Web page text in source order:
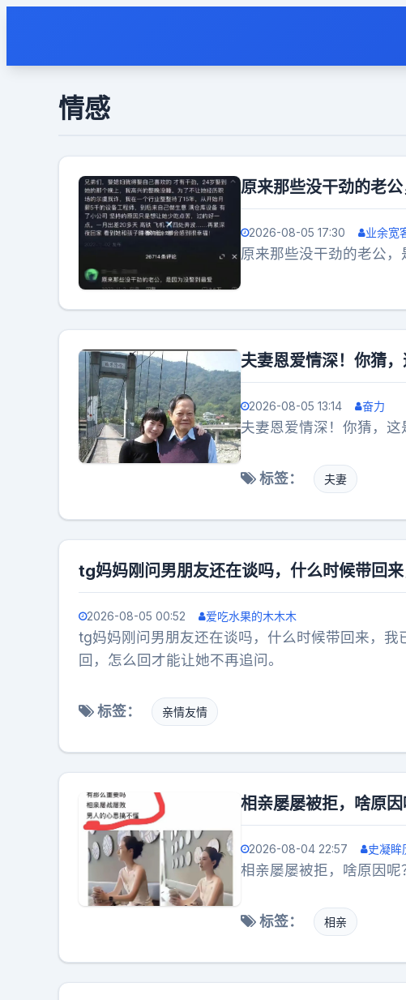
情感
原来那些没干劲的老
2026-08-05 17:30 业余宽
原来那些没干劲的老公
夫妻恩爱情深！你猜，
2026-08-05 13:14 奋力
夫妻恩爱情深！你猜，这
标签： 夫妻
tg妈妈刚问男朋友还在谈吗，什么时候带回
2026-08-05 00:52 爱吃水果的木木木
tg妈妈刚问男朋友还在谈吗，什么时候带回来，
回，怎么回才能让她不再追问。
标签： 亲情友情
相亲屡屡被拒，啥原因
2026-08-04 22:57 史凝眸
相亲屡屡被拒，啥原因呢
标签： 相亲